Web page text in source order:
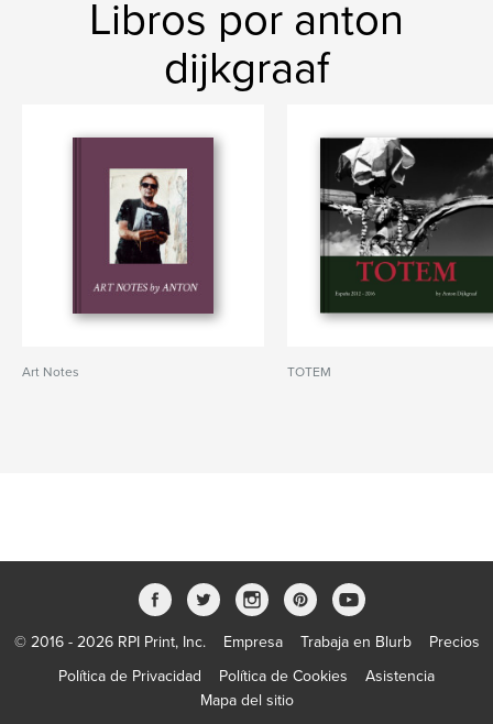
Libros por anton
dijkgraaf
Art Notes TOTEM
© 2016 - 2026 RPI Print, Inc. Empresa Trabaja en Blurb
Precios
Política de Privacidad
Política de Cookies
Asistencia
Mapa del sitio